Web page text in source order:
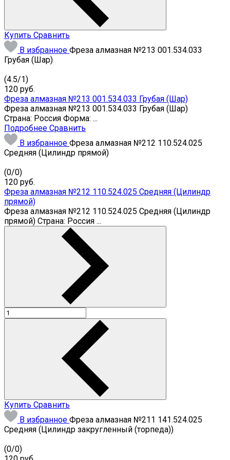
Купить Сравнить
В избранное Фреза алмазная №213 001.534.033
Грубая (Шар)
(4.5/1)
120 руб.
Фреза алмазная №213 001.534.033 Грубая (Шар)
Фреза алмазная №213 001.534.033 Грубая (Шар)
Страна: Россия Форма: ...
Подробнее Сравнить
В избранное Фреза алмазная №212 110.524.025
Средняя (Цилиндр прямой)
(0/0)
120 руб.
Фреза алмазная №212 110.524.025 Средняя (Цилиндр
прямой)
Фреза алмазная №212 110.524.025 Средняя (Цилиндр
прямой) Страна: Россия ...
Купить Сравнить
В избранное Фреза алмазная №211 141.524.025
Средняя (Цилиндр закругленный (торпеда))
(0/0)